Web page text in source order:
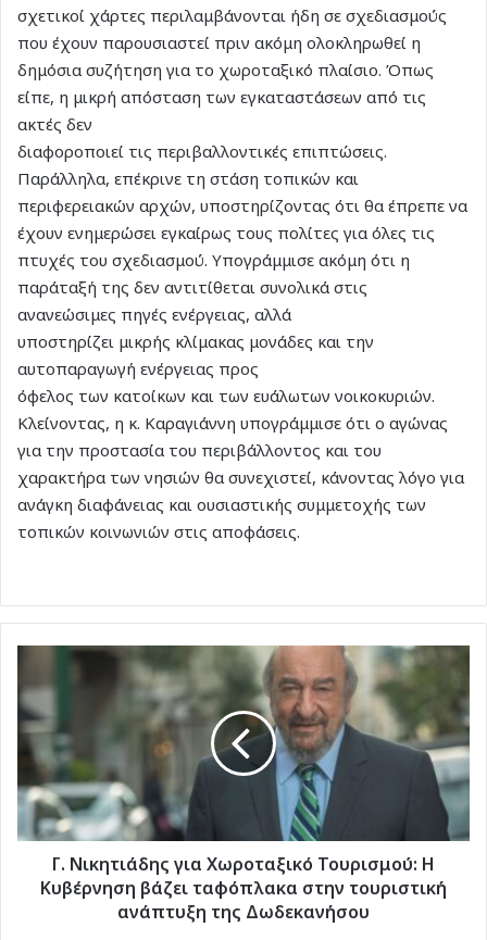
σχετικοί χάρτες περιλαμβάνονται ήδη σε σχεδιασμούς
που έχουν παρουσιαστεί πριν ακόμη ολοκληρωθεί η
δημόσια συζήτηση για το χωροταξικό πλαίσιο. Όπως
είπε, η μικρή απόσταση των εγκαταστάσεων από τις
ακτές δεν
διαφοροποιεί τις περιβαλλοντικές επιπτώσεις.
Παράλληλα, επέκρινε τη στάση τοπικών και
περιφερειακών αρχών, υποστηρίζοντας ότι θα έπρεπε να
έχουν ενημερώσει εγκαίρως τους πολίτες για όλες τις
πτυχές του σχεδιασμού. Υπογράμμισε ακόμη ότι η
παράταξή της δεν αντιτίθεται συνολικά στις
ανανεώσιμες πηγές ενέργειας, αλλά
υποστηρίζει μικρής κλίμακας μονάδες και την
αυτοπαραγωγή ενέργειας προς
όφελος των κατοίκων και των ευάλωτων νοικοκυριών.
Κλείνοντας, η κ. Καραγιάννη υπογράμμισε ότι ο αγώνας
για την προστασία του περιβάλλοντος και του
χαρακτήρα των νησιών θα συνεχιστεί, κάνοντας λόγο για
ανάγκη διαφάνειας και ουσιαστικής συμμετοχής των
τοπικών κοινωνιών στις αποφάσεις.
για
Χωροταξικό
Τουρισμού:
Κυβέρνηση
βάζει
ταφόπλακα
τουριστική
Γ. Νικητιάδης για Χωροταξικό Τουρισμού: Η
Κυβέρνηση βάζει ταφόπλακα στην τουριστική
ανάπτυξη της Δωδεκανήσου